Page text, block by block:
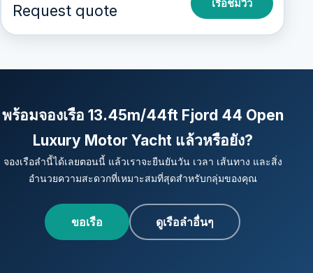
Request quote เรือชมวิว
พร้อมจองเรือ 13.45m/44ft Fjord 44 Open
Luxury Motor Yacht แล้วหรือยัง?
จองเรือลำนี้ได้เลยตอนนี้ แล้วเราจะยืนยันวัน เวลา เส้นทาง และสิ่ง
อำนวยความสะดวกที่เหมาะสมที่สุดสำหรับกลุ่มของคุณ
ขอเรือ ดูเรือลำอื่นๆ